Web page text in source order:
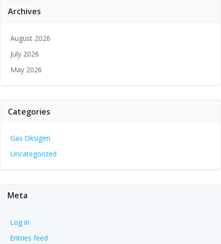
Archives
August 2026
July 2026
May 2026
Categories
Gas Oksigen
Uncategorized
Meta
Log in
Entries feed